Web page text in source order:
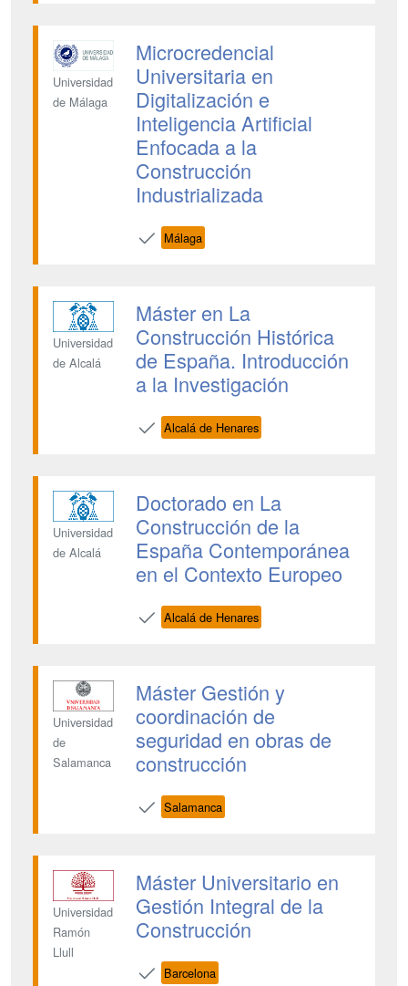
Universidad
de Málaga
Microcredencial
Universitaria en
Digitalización e
Inteligencia Artificial
Enfocada a la
Construcción
Industrializada
Málaga
Universidad
de Alcalá
Máster en La
Construcción Histórica
de España. Introducción
a la Investigación
Alcalá de Henares
Universidad
de Alcalá
Doctorado en La
Construcción de la
España Contemporánea
en el Contexto Europeo
Alcalá de Henares
Universidad
de
Salamanca
Máster Gestión y
coordinación de
seguridad en obras de
construcción
Salamanca
Universidad
Ramón
Llull
Máster Universitario en
Gestión Integral de la
Construcción
Barcelona